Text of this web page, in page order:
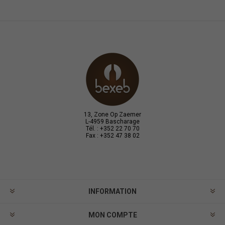
13, Zone Op Zaemer
L-4959 Bascharage
Tél. : +352 22 70 70
Fax : +352 47 38 02
INFORMATION
MON COMPTE